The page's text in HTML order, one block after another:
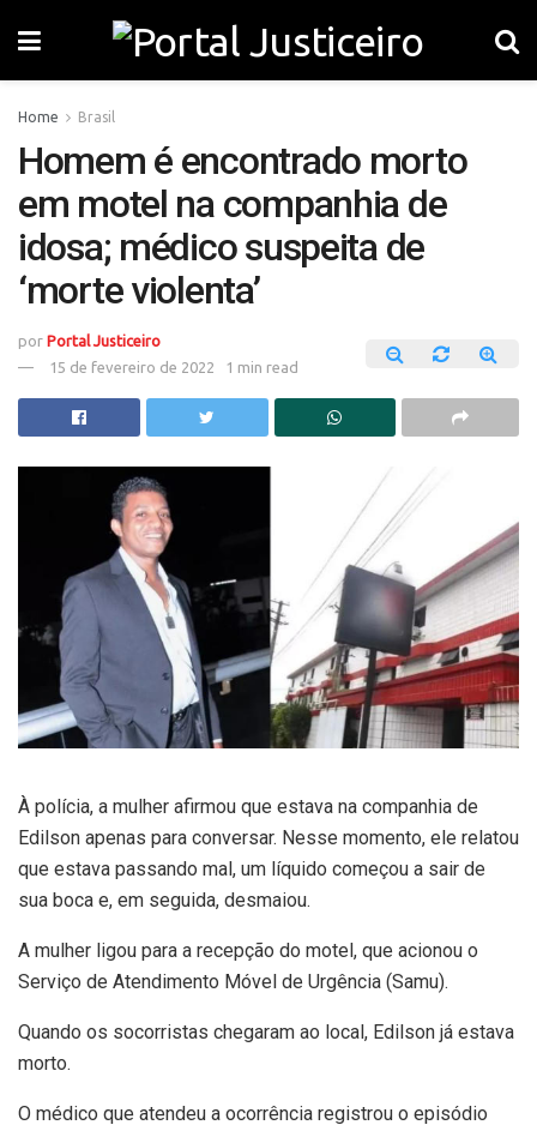
Home Brasil
Homem é encontrado morto
em motel na companhia de
idosa; médico suspeita de
‘morte violenta’
por Portal Justiceiro
15 de fevereiro de 2022
1 min read
À polícia, a mulher afirmou que estava na companhia de
Edilson apenas para conversar. Nesse momento, ele relatou
que estava passando mal, um líquido começou a sair de
sua boca e, em seguida, desmaiou.
A mulher ligou para a recepção do motel, que acionou o
Serviço de Atendimento Móvel de Urgência (Samu).
Quando os socorristas chegaram ao local, Edilson já estava
morto.
O médico que atendeu a ocorrência registrou o episódio